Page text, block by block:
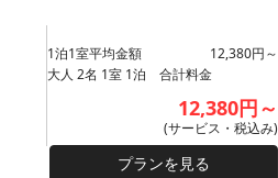
1泊1室平均金額
12,380円～
大人 2名 1室 1泊 合計料金
12,380円～
(サービス・税込み)
プランを見る